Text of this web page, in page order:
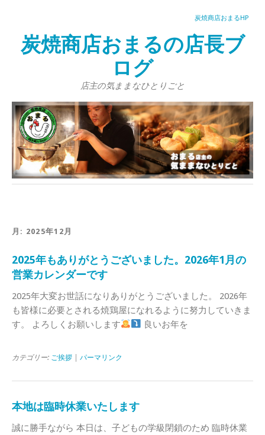
炭焼商店おまるHP
炭焼商店おまるの店長ブ
ログ
店主の気ままなひとりごと
月: 2025年12月
2025年もありがとうございました。2026年1月の
営業カレンダーです
2025年大変お世話になりありがとうございました。 2026年
も皆様に必要とされる焼鶏屋になれるように努力していきま
す。 よろしくお願いします
良いお年を
カテゴリー: ご挨拶 パーマリンク
本地は臨時休業いたします
誠に勝手ながら 本日は、子どもの学級閉鎖のため 臨時休業